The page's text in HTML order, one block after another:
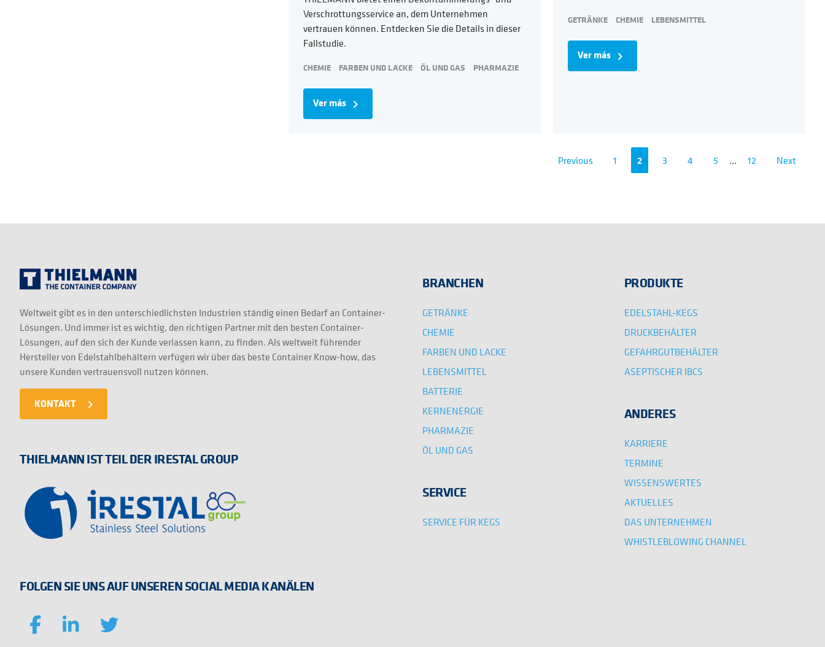
Verschrottungsservice an, dem Unternehmen
vertrauen können. Entdecken Sie die Details in dieser
Fallstudie.
CHEMIE FARBEN UND LACKE ÖL UND GAS PHARMAZIE
Ver más navigate_next
GETRÄNKE CHEMIE LEBENSMITTEL
Ver más navigate_next
Previous 1 2 3 4 5 ... 12 Next
Weltweit gibt es in den unterschiedlichsten Industrien ständig einen Bedarf an Container-
Lösungen. Und immer ist es wichtig, den richtigen Partner mit den besten Container-
Lösungen, auf den sich der Kunde verlassen kann, zu finden. Als weltweit führender
Hersteller von Edelstahlbehältern verfügen wir über das beste Container Know-how, das
unsere Kunden vertrauensvoll nutzen können.
KONTAKT navigate_next
THIELMANN IST TEIL DER IRESTAL GROUP
FOLGEN SIE UNS AUF UNSEREN SOCIAL MEDIA KANÄLEN
BRANCHEN
GETRÄNKE
CHEMIE
FARBEN UND LACKE
LEBENSMITTEL
BATTERIE
KERNENERGIE
PHARMAZIE
ÖL UND GAS
SERVICE
SERVICE FÜR KEGS
PRODUKTE
EDELSTAHL-KEGS
DRUCKBEHÄLTER
GEFAHRGUTBEHÄLTER
ASEPTISCHER IBCS
ANDERES
KARRIERE
TERMINE
WISSENSWERTES
AKTUELLES
DAS UNTERNEHMEN
WHISTLEBLOWING CHANNEL